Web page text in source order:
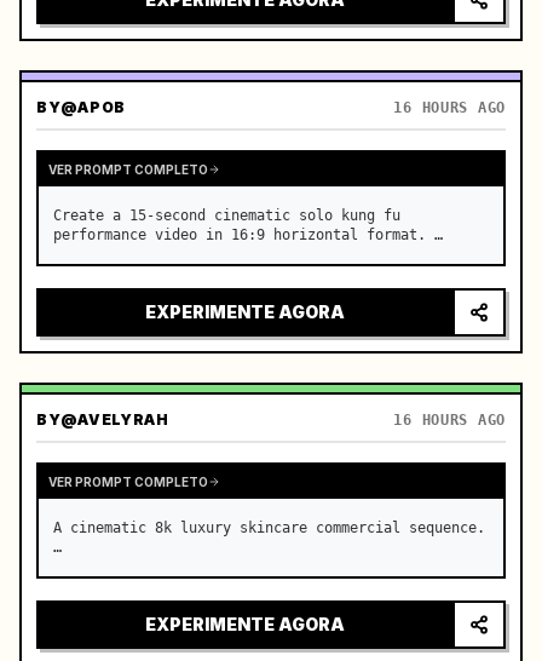
BY@APOB 16 HOURS AGO
VER PROMPT COMPLETO
Create a 15-second cinematic solo kung fu
performance video in 16:9 horizontal format. …
EXPERIMENTE AGORA
BY@AVELYRAH 16 HOURS AGO
VER PROMPT COMPLETO
A cinematic 8k luxury skincare commercial sequence.
…
EXPERIMENTE AGORA